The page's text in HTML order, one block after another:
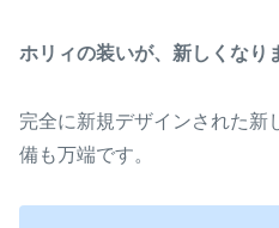
ホリィの装いが、新しくなり
完全に新規デザインされた新
備も万端です。